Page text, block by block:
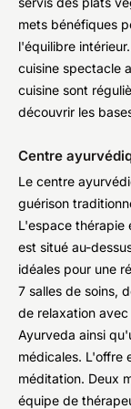
mets bénéfiques
l'équilibre
cuisine spectacle
cuisine sont
découvrir les
Centre
Le centre
guérison
L'espace thérapie
est situé au-
idéales pour une
7 salles de soins,
de relaxation
Ayurveda ainsi
médicales. L'offre
méditation. Deux
équipe de